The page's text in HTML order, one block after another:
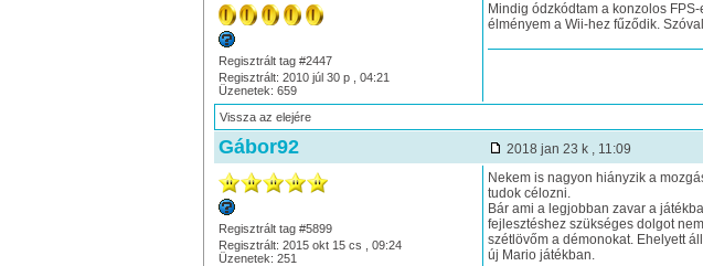
Regisztrált tag #2447
Regisztrált: 2010 júl 30 p , 04:21
Üzenetek: 659
Mindig ódzkódtam a konzolos
élményem a Wii-hez fűződik.
Vissza az elejére
Gábor92 2018 jan 23 k , 11:09
Regisztrált tag #5899
Regisztrált: 2015 okt 15 cs , 09:24
Üzenetek: 251
Nekem is nagyon hiányzik a
tudok célozni.
Bár ami a legjobban zavar a
fejlesztéshez szükséges dolgot
szétlövőm a démonokat. Ehelyett
új Mario játékban.